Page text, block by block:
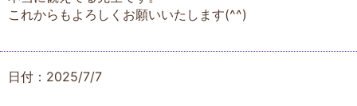
これからもよろしくお願いいたします(^^)
日付：2025/7/7